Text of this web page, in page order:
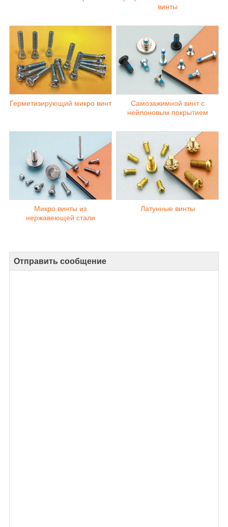
винты
Герметизирующий микро винт
Самозажимной винт с
нейлоновым покрытием
Микро винты из
нержавеющей стали
Латунные винты
Отправить сообщение